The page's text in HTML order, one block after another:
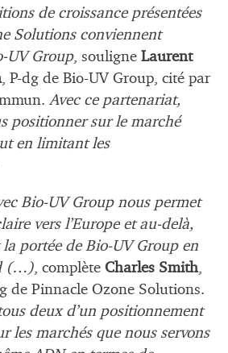
de croissance présentées
Solutions conviennent
UV Group, souligne Laurent
, P-dg de Bio-UV Group, cité par
Avec ce partenariat,
positionner sur le marché
en limitant les
Bio-UV Group nous permet
vers l’Europe et au-delà,
portée de Bio-UV Group en
(…), complète Charles Smith,
de Pinnacle Ozone Solutions.
deux d’un positionnement
les marchés que nous servons